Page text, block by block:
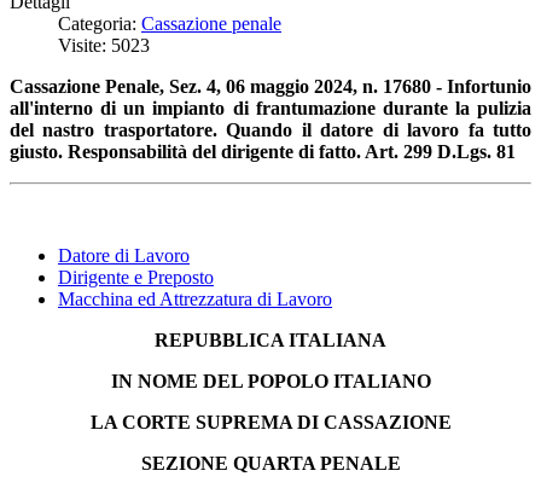
Categoria: Cassazione penale
Visite: 5023
Cassazione Penale, Sez. 4, 06 maggio 2024, n. 17680 - Infortunio
all'interno di un impianto di frantumazione durante la pulizia
del nastro trasportatore. Quando il datore di lavoro fa tutto
giusto. Responsabilità del dirigente di fatto. Art. 299 D.Lgs. 81
Datore di Lavoro
Dirigente e Preposto
Macchina ed Attrezzatura di Lavoro
REPUBBLICA ITALIANA
IN NOME DEL POPOLO ITALIANO
LA CORTE SUPREMA DI CASSAZIONE
SEZIONE QUARTA PENALE